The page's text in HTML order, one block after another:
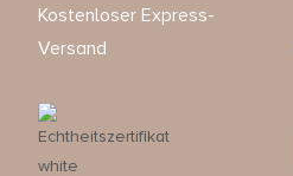
Kostenloser Express-
Versand